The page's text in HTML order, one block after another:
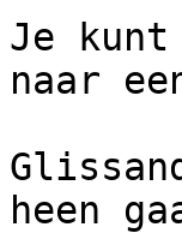
Je
naar
heen